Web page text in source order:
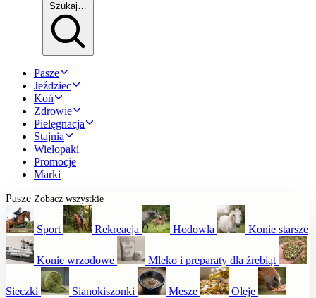
Szukaj…
Pasze
Jeździec
Koń
Zdrowie
Pielęgnacja
Stajnia
Wielopaki
Promocje
Marki
Pasze Zobacz wszystkie
Sport Rekreacja Hodowla Konie starsze
Konie wrzodowe Mleko i preparaty dla źrebiąt
Sieczki Sianokiszonki Mesze Oleje